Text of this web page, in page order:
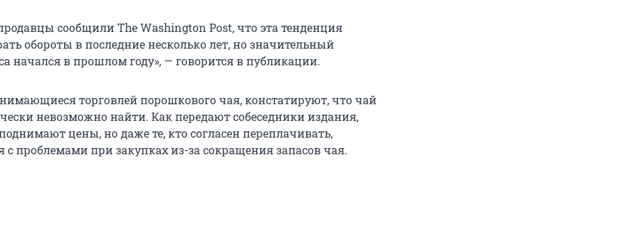
сообщили The Washington Post, что эта тенденция
обороты в последние несколько лет, но значительный
начался в прошлом году», — говорится в публикации.
торговлей порошкового чая, констатируют, что чай
невозможно найти. Как передают собеседники издания,
цены, но даже те, кто согласен переплачивать,
с проблемами при закупках из-за сокращения запасов чая.